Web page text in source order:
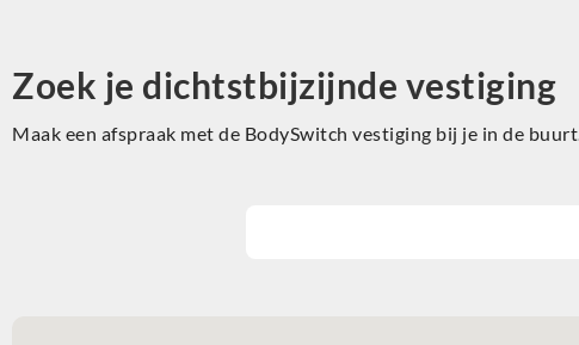
Zoek je dichtstbijzijnde vestiging
Maak een afspraak met de BodySwitch vestiging bij je in de buurt.